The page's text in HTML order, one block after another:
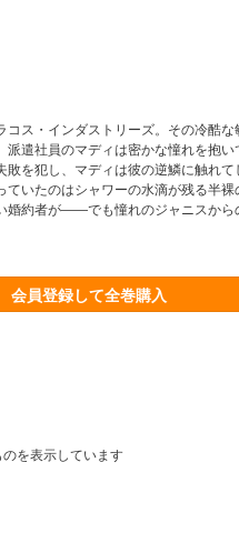
コス・インダストリーズ。その冷酷な
派遣社員のマディは密かな憧れを抱
敗を犯し、マディは彼の逆鱗に触れて
ていたのはシャワーの水滴が残る半
婚約者が――でも憧れのジャニスから
会員登録して全巻購入
を表示しています